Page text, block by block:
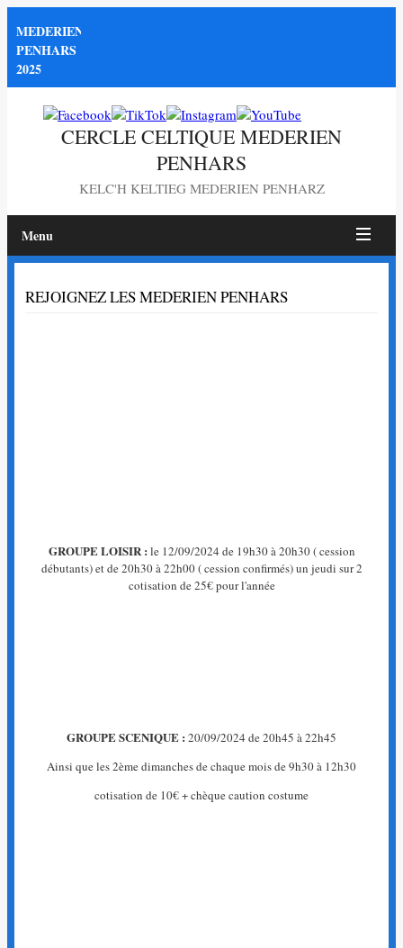
MEDERIEN
PENHARS
2025
CERCLE CELTIQUE MEDERIEN
PENHARS
KELC'H KELTIEG MEDERIEN PENHARZ
Menu
REJOIGNEZ LES MEDERIEN PENHARS
GROUPE LOISIR : le 12/09/2024 de 19h30 à 20h30 ( cession
débutants) et de 20h30 à 22h00 ( cession confirmés) un jeudi sur 2
cotisation de 25€ pour l'année
GROUPE SCENIQUE : 20/09/2024 de 20h45 à 22h45
Ainsi que les 2ème dimanches de chaque mois de 9h30 à 12h30
cotisation de 10€ + chèque caution costume
Page